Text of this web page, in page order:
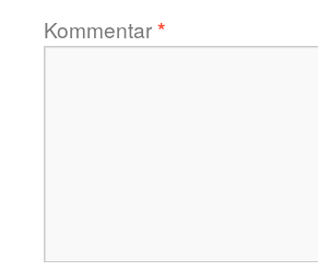
Kommentar*